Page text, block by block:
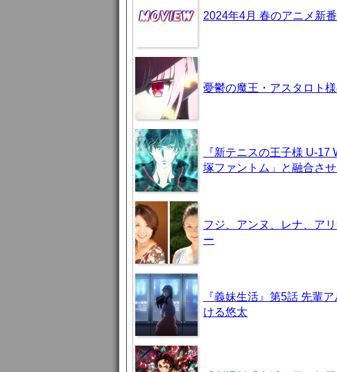
2024年4月 春のアニメ新
憂鬱の魔王・アスタロト
『新テニスの王子様 U-
塚ファントム」と融合さ
フジ、アンヌ、レナ、ア
ー
『義妹生活』第5話 先輩
ける悠太